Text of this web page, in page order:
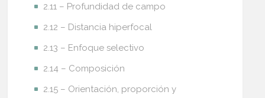
2.11 – Profundidad de campo
2.12 – Distancia hiperfocal
2.13 – Enfoque selectivo
2.14 – Composición
2.15 – Orientación, proporción y